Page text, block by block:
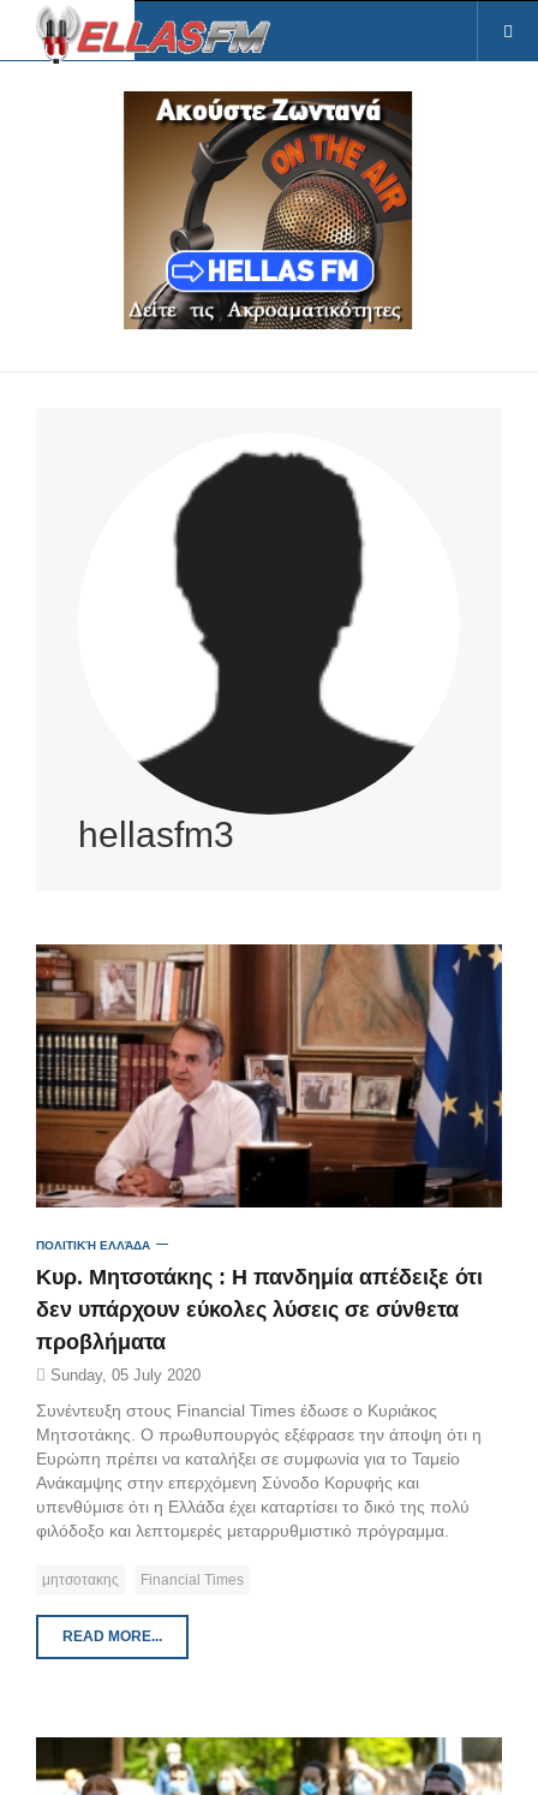
hellasfm3
ΠΟΛΙΤΙΚΉ ΕΛΛΆΔΑ
Κυρ. Μητσοτάκης : Η πανδημία απέδειξε ότι
δεν υπάρχουν εύκολες λύσεις σε σύνθετα
προβλήματα
Sunday, 05 July 2020
Συνέντευξη στους Financial Times έδωσε ο Κυριάκος
Μητσοτάκης. Ο πρωθυπουργός εξέφρασε την άποψη ότι η
Ευρώπη πρέπει να καταλήξει σε συμφωνία για το Ταμείο
Ανάκαμψης στην επερχόμενη Σύνοδο Κορυφής και
υπενθύμισε ότι η Ελλάδα έχει καταρτίσει το δικό της πολύ
φιλόδοξο και λεπτομερές μεταρρυθμιστικό πρόγραμμα.
μητσοτακης Financial Times
READ MORE...